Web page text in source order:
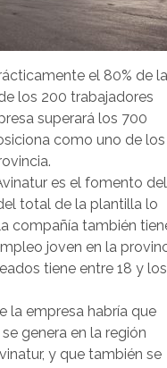
el 80% de
los 200 trabajadores
superará los 700
como uno de los
es el fomento del
total de la plantilla lo
compañía también
joven en la
tiene entre 18 y
la empresa habría que
genera en la región
y que también se